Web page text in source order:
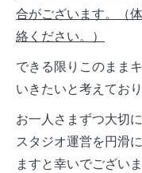
合がございます。（
絡ください。）
できる限りこのまま
いきたいと考えており
お一人さまずつ大切
スタジオ運営を円滑
ますと幸いでございま